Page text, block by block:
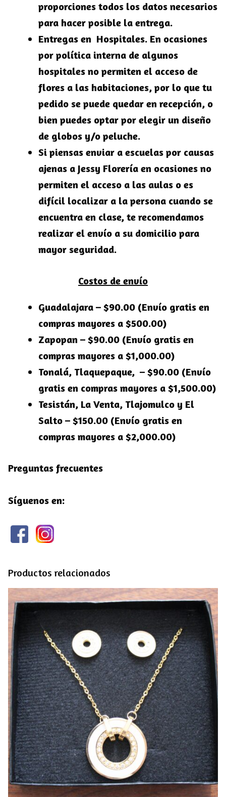
proporciones todos los datos necesarios
para hacer posible la entrega.
Entregas en Hospitales. En ocasiones
por política interna de algunos
hospitales no permiten el acceso de
flores a las habitaciones, por lo que tu
pedido se puede quedar en recepción, o
bien puedes optar por elegir un diseño
de globos y/o peluche.
Si piensas enviar a escuelas por causas
ajenas a Jessy Florería en ocasiones no
permiten el acceso a las aulas o es
difícil localizar a la persona cuando se
encuentra en clase, te recomendamos
realizar el envío a su domicilio para
mayor seguridad.
Costos de envío
Guadalajara – $90.00 (Envío gratis en
compras mayores a $500.00)
Zapopan – $90.00 (Envío gratis en
compras mayores a $1,000.00)
Tonalá, Tlaquepaque, – $90.00 (Envío
gratis en compras mayores a $1,500.00)
Tesistán, La Venta, Tlajomulco y El
Salto – $150.00 (Envío gratis en
compras mayores a $2,000.00)
Preguntas frecuentes
Síguenos en:
Productos relacionados